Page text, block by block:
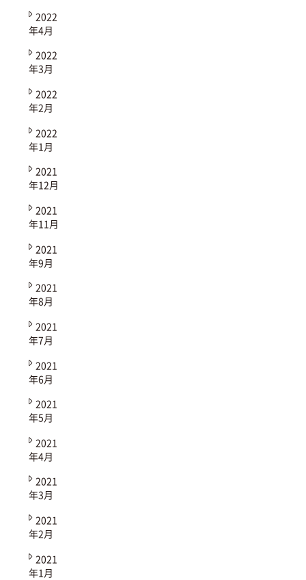
2022
年4月
2022
年3月
2022
年2月
2022
年1月
2021
年12月
2021
年11月
2021
年9月
2021
年8月
2021
年7月
2021
年6月
2021
年5月
2021
年4月
2021
年3月
2021
年2月
2021
年1月